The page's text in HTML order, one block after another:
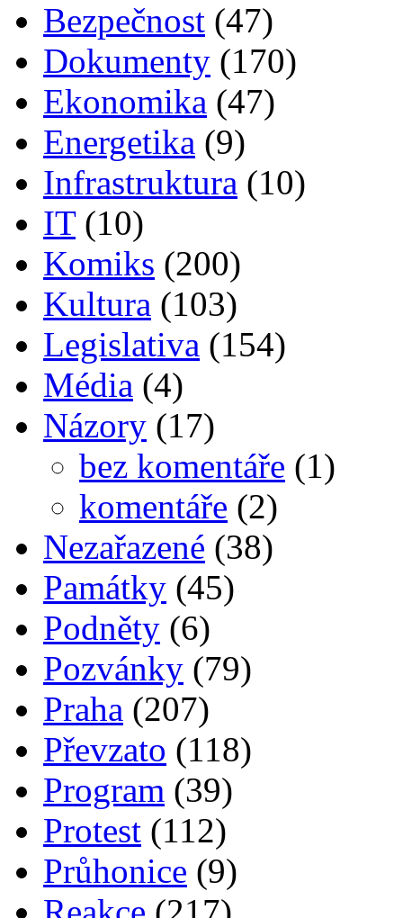
Bezpečnost (47)
Dokumenty (170)
Ekonomika (47)
Energetika (9)
Infrastruktura (10)
IT(10)
Komiks (200)
Kultura (103)
Legislativa (154)
Média (4)
Názory (17)
bez komentáře (1)
komentáře (2)
Nezařazené (38)
Památky (45)
Podněty (6)
Pozvánky (79)
Praha (207)
Převzato (118)
Program (39)
Protest (112)
Průhonice (9)